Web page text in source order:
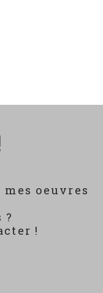
oeuvres
?
!